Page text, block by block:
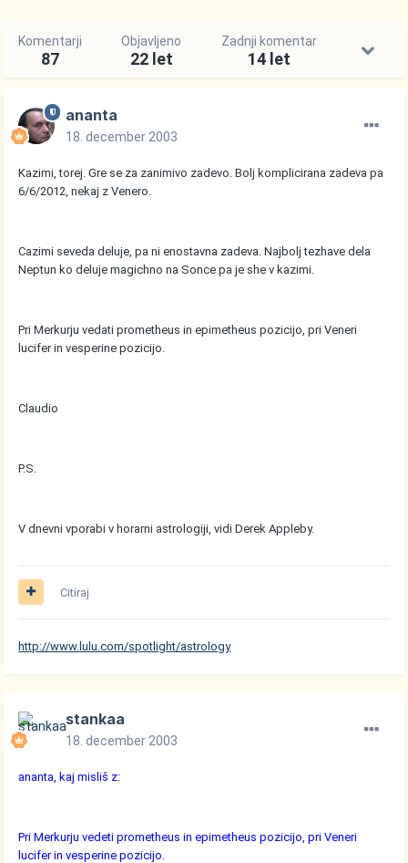
Komentarji
87
Objavljeno
22 let
Zadnji komentar
14 let
ananta
18. december 2003
Kazimi, torej. Gre se za zanimivo zadevo. Bolj komplicirana zadeva pa
6/6/2012, nekaj z Venero.
Cazimi seveda deluje, pa ni enostavna zadeva. Najbolj tezhave dela
Neptun ko deluje magichno na Sonce pa je she v kazimi.
Pri Merkurju vedati prometheus in epimetheus pozicijo, pri Veneri
lucifer in vesperine pozicijo.
Claudio
P.S.
V dnevni vporabi v horarni astrologiji, vidi Derek Appleby.
Citiraj
http://www.lulu.com/spotlight/astrology
stankaa
18. december 2003
ananta, kaj misliš z:
Pri Merkurju vedeti prometheus in epimetheus pozicijo, pri Veneri
lucifer in vesperine pozicijo.